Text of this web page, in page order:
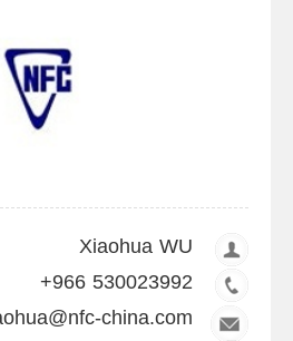
Xiaohua WU
+966 530023992
china.com